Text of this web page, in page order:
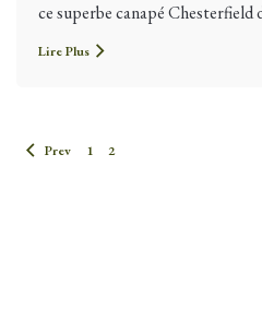
ce superbe canapé Chesterfield
Lire Plus
Prev 1 2